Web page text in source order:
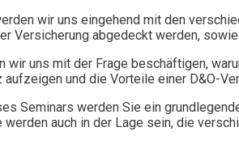
wir uns eingehend mit den
Versicherung abgedeckt werden,
wir uns mit der Frage beschäftigen,
und die Vorteile einer D&O-
Seminars werden Sie ein
werden auch in der Lage sein, die